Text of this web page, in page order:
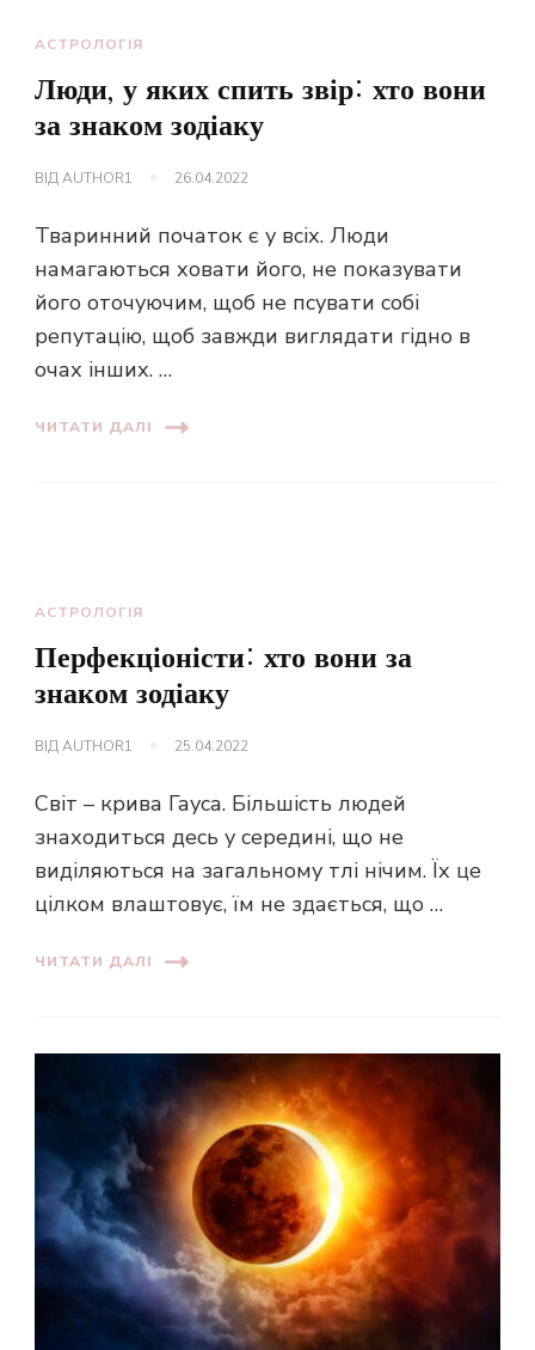
АСТРОЛОГІЯ
Люди, у яких спить звір: хто вони
за знаком зодіаку
ВІДAUTHOR1 26.04.2022
Тваринний початок є у всіх. Люди
намагаються ховати його, не показувати
його оточуючим, щоб не псувати собі
репутацію, щоб завжди виглядати гідно в
очах інших. …
ЧИТАТИ ДАЛІ
АСТРОЛОГІЯ
Перфекціоністи: хто вони за
знаком зодіаку
ВІДAUTHOR1 25.04.2022
Світ – крива Гауса. Більшість людей
знаходиться десь у середині, що не
виділяються на загальному тлі нічим. Їх це
цілком влаштовує, їм не здається, що …
ЧИТАТИ ДАЛІ